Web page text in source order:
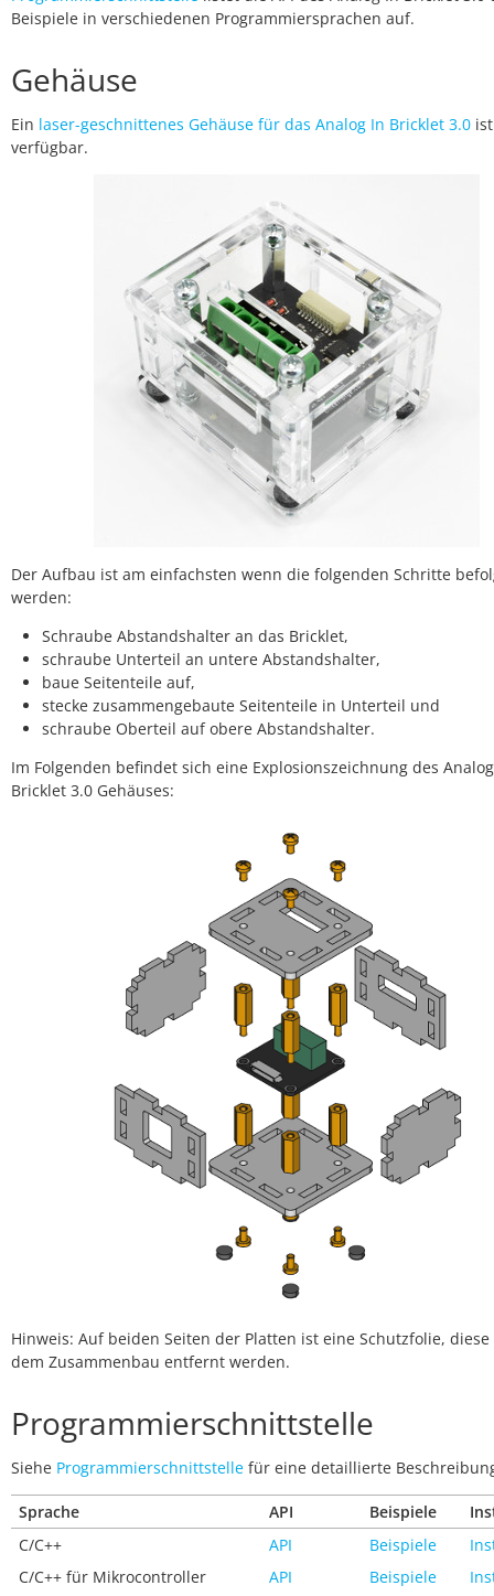
Beispiele in verschiedenen Programmiersprachen auf.
Gehäuse
Ein laser-geschnittenes Gehäuse für das Analog In Bricklet 3.0 ist
verfügbar.
Der Aufbau ist am einfachsten wenn die folgenden Schritte
werden:
Schraube Abstandshalter an das Bricklet,
schraube Unterteil an untere Abstandshalter,
baue Seitenteile auf,
stecke zusammengebaute Seitenteile in Unterteil und
schraube Oberteil auf obere Abstandshalter.
Im Folgenden befindet sich eine Explosionszeichnung des
Bricklet 3.0 Gehäuses:
Hinweis: Auf beiden Seiten der Platten ist eine Schutzfolie, diese
dem Zusammenbau entfernt werden.
Programmierschnittstelle
Siehe Programmierschnittstelle für eine detaillierte
Sprache API Beispiele
C/C++
API Beispiele
C/C++ für Mikrocontroller
API Beispiele